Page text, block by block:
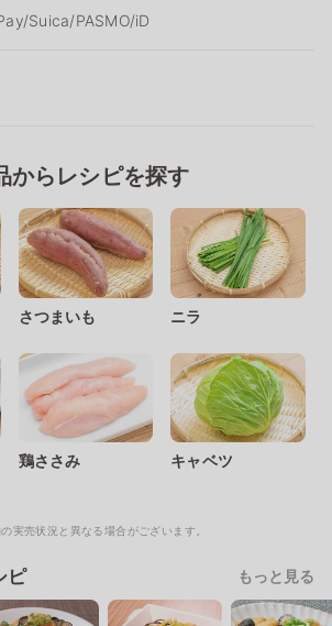
Suica/PASMO/iD
からレシピを探す
さつまいも ニラ
鶏ささみ キャベツ
実売状況と異なる場合がございます。
ピ もっと見る